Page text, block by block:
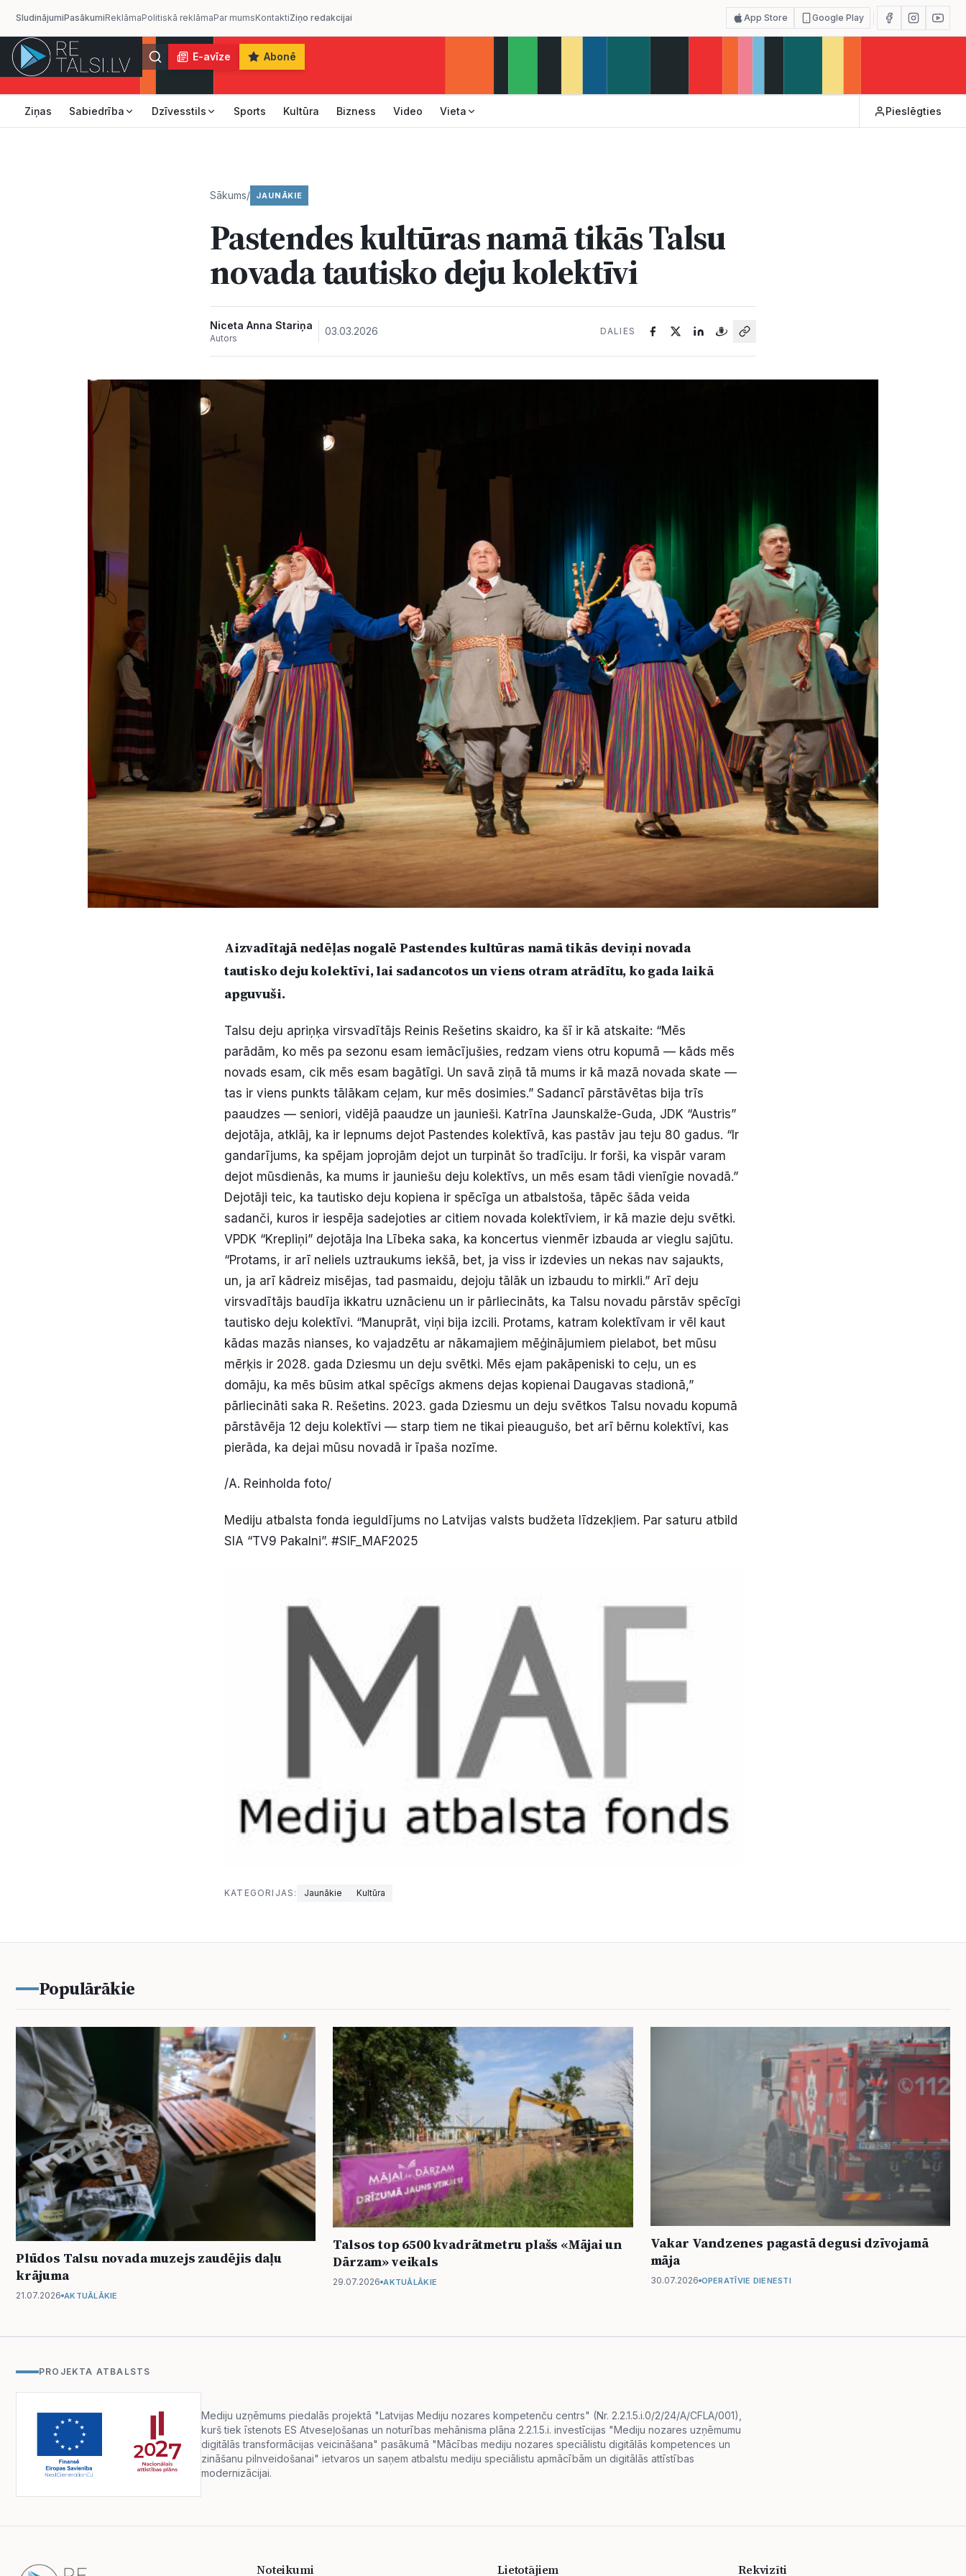
SludinājumiPasākumiReklāmaPolitiskā reklāmaPar mumsKontaktiZiņo redakcijai App Store Google Play
E-avīze Abonē
Ziņas Sabiedrība Dzīvesstils Sports Kultūra Bizness Video Vieta Pieslēgties
Sākums/ JAUNĀKIE
Pastendes kultūras namā tikās Talsu
novada tautisko deju kolektīvi
Niceta Anna Stariņa
Autors
03.03.2026 DALIES
Aizvadītajā nedēļas nogalē Pastendes kultūras namā tikās deviņi novada
tautisko deju kolektīvi, lai sadancotos un viens otram atrādītu, ko gada laikā
apguvuši.
Talsu deju apriņķa virsvadītājs Reinis Rešetins skaidro, ka šī ir kā atskaite: “Mēs
parādām, ko mēs pa sezonu esam iemācījušies, redzam viens otru kopumā — kāds mēs
novads esam, cik mēs esam bagātīgi. Un savā ziņā tā mums ir kā mazā novada skate —
tas ir viens punkts tālākam ceļam, kur mēs dosimies.” Sadancī pārstāvētas bija trīs
paaudzes — seniori, vidējā paaudze un jaunieši. Katrīna Jaunskalže-Guda, JDK “Austris”
dejotāja, atklāj, ka ir lepnums dejot Pastendes kolektīvā, kas pastāv jau teju 80 gadus. “Ir
gandarījums, ka spējam joprojām dejot un turpināt šo tradīciju. Ir forši, ka vispār varam
dejot mūsdienās, ka mums ir jauniešu deju kolektīvs, un mēs esam tādi vienīgie novadā.”
Dejotāji teic, ka tautisko deju kopiena ir spēcīga un atbalstoša, tāpēc šāda veida
sadanči, kuros ir iespēja sadejoties ar citiem novada kolektīviem, ir kā mazie deju svētki.
VPDK “Krepliņi” dejotāja Ina Lībeka saka, ka koncertus vienmēr izbauda ar vieglu sajūtu.
“Protams, ir arī neliels uztraukums iekšā, bet, ja viss ir izdevies un nekas nav sajaukts,
un, ja arī kādreiz misējas, tad pasmaidu, dejoju tālāk un izbaudu to mirkli.” Arī deju
virsvadītājs baudīja ikkatru uznācienu un ir pārliecināts, ka Talsu novadu pārstāv spēcīgi
tautisko deju kolektīvi. “Manuprāt, viņi bija izcili. Protams, katram kolektīvam ir vēl kaut
kādas mazās nianses, ko vajadzētu ar nākamajiem mēģinājumiem pielabot, bet mūsu
mērķis ir 2028. gada Dziesmu un deju svētki. Mēs ejam pakāpeniski to ceļu, un es
domāju, ka mēs būsim atkal spēcīgs akmens dejas kopienai Daugavas stadionā,”
pārliecināti saka R. Rešetins. 2023. gada Dziesmu un deju svētkos Talsu novadu kopumā
pārstāvēja 12 deju kolektīvi — starp tiem ne tikai pieaugušo, bet arī bērnu kolektīvi, kas
pierāda, ka dejai mūsu novadā ir īpaša nozīme.
/A. Reinholda foto/
Mediju atbalsta fonda ieguldījums no Latvijas valsts budžeta līdzekļiem. Par saturu atbild
SIA “TV9 Pakalni”. #SIF_MAF2025
KATEGORIJAS: Jaunākie Kultūra
Populārākie
Plūdos Talsu novada muzejs zaudējis daļu
krājuma
21.07.2026 AKTUĀLĀKIE
Talsos top 6500 kvadrātmetru plašs «Mājai un
Dārzam» veikals
29.07.2026 AKTUĀLĀKIE
Vakar Vandzenes pagastā degusi dzīvojamā
māja
30.07.2026 OPERATĪVIE DIENESTI
PROJEKTA ATBALSTS
Mediju uzņēmums piedalās projektā "Latvijas Mediju nozares kompetenču centrs" (Nr. 2.2.1.5.i.0/2/24/A/CFLA/001),
kurš tiek īstenots ES Atveseļošanas un noturības mehānisma plāna 2.2.1.5.i. investīcijas "Mediju nozares uzņēmumu
digitālās transformācijas veicināšana" pasākumā "Mācības mediju nozares speciālistu digitālās kompetences un
zināšanu pilnveidošanai" ietvaros un saņem atbalstu mediju speciālistu apmācībām un digitālās attīstības
modernizācijai.
Noteikumi Lietotājiem Rekvizīti